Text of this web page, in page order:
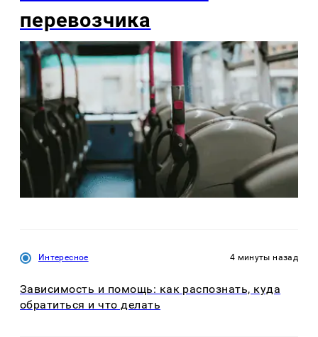
перевозчика
Интересное 4 минуты назад
Зависимость и помощь: как распознать, куда
обратиться и что делать